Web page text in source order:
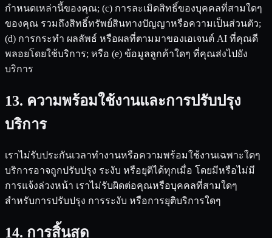
กำหนดเหล่านี้ของคุณ; (c) การละเมิดสิทธิ์ของบุคคลที่สามใดๆ
ของคุณ รวมถึงสิทธิ์ทรัพย์สินทางปัญญาหรือความเป็นส่วนตัว;
(d) การกระทำ ผลลัพธ์ หรือผลที่ตามมาของเอเจนต์ AI ที่คุณดี
พลอยโดยใช้บริการ; หรือ (e) ข้อมูลลูกค้าใดๆ ที่คุณส่งไปยัง
บริการ
13. ความพร้อมใช้งานและการปรับปรุง
บริการ
เราไม่รับประกันเวลาทำงานหรือความพร้อมใช้งานเฉพาะใดๆ
บริการอาจถูกปรับปรุง ระงับ หรือยุติได้ทุกเมื่อ โดยมีหรือไม่มี
การแจ้งล่วงหน้า เราไม่รับผิดต่อคุณหรือบุคคลที่สามใดๆ
สำหรับการปรับปรุง การระงับ หรือการยุติบริการใดๆ
14. การสิ้นสุด